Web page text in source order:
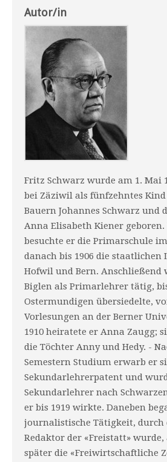
Autor/in
Fritz Schwarz wurde am 1. Mai
bei Zäziwil als fünfzehntes
Bauern Johannes Schwarz und
Anna Elisabeth Kiener geboren.
besuchte er die Primarschule
danach bis 1906 die
Hofwil und Bern. Anschließend
Biglen als Primarlehrer tätig,
Ostermundigen übersiedelte,
Vorlesungen an der Berner
1910 heiratete er Anna Zaugg;
die Töchter Anny und Hedy. -
Semestern Studium erwarb er
Sekundarlehrerpatent und
Sekundarlehrer nach
er bis 1919 wirkte. Daneben
journalistische Tätigkeit, durch
Redaktor der «Freistatt» wurde,
später die «Freiwirtschaftliche